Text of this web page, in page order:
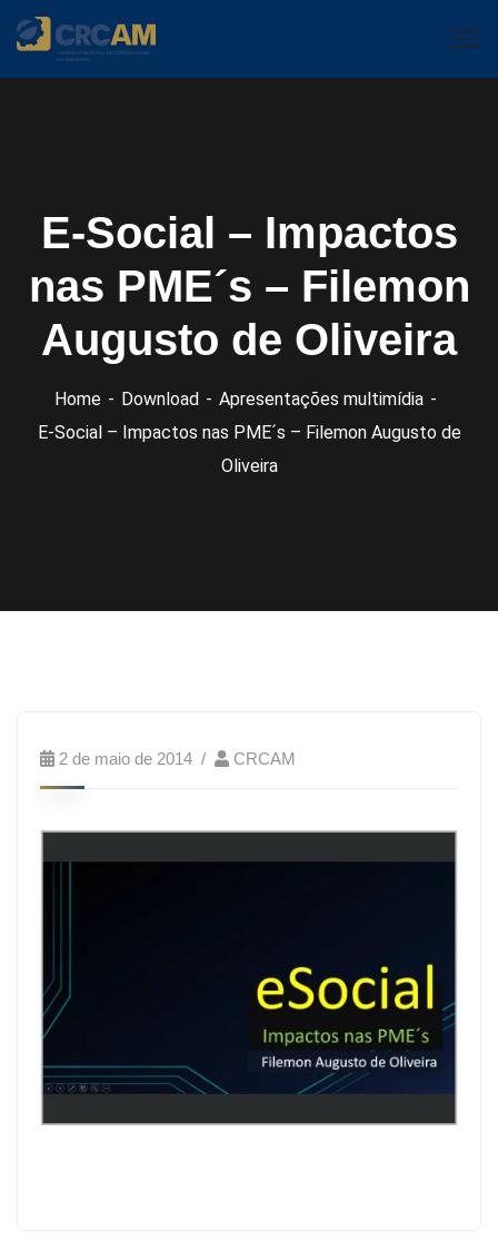
E-Social – Impactos
nas PME´s – Filemon
Augusto de Oliveira
Home Download
Apresentações multimídia
E-Social – Impactos nas PME´s – Filemon Augusto de
Oliveira
2 de maio de 2014 CRCAM